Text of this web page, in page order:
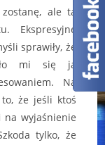
ale ta
Ekspresyjne
sprawiły, że
mi się ją
Na
to, że jeśli ktoś
na wyjaśnienie
tylko, że